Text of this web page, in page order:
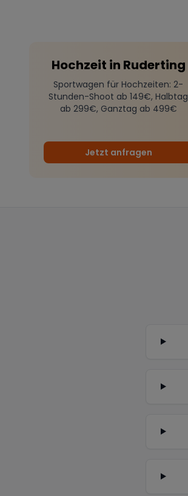
Hochzeit in Ruderting
Sportwagen für Hochzeiten: 2-
Stunden-Shoot ab 149€, Halbtag
ab 299€, Ganztag ab 499€
Jetzt anfragen